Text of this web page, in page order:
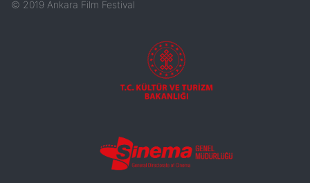
© 2019 Ankara Film Festival